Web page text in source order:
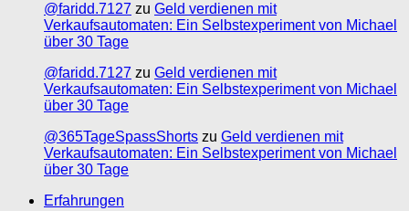
@faridd.7127 zu Geld verdienen mit
Verkaufsautomaten: Ein Selbstexperiment von Michael
über 30 Tage
@faridd.7127 zu Geld verdienen mit
Verkaufsautomaten: Ein Selbstexperiment von Michael
über 30 Tage
@365TageSpassShorts zu Geld verdienen mit
Verkaufsautomaten: Ein Selbstexperiment von Michael
über 30 Tage
Erfahrungen